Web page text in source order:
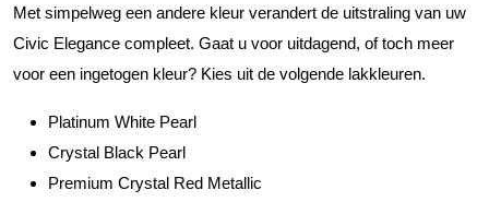
Met simpelweg een andere kleur verandert de uitstraling van uw
Civic Elegance compleet. Gaat u voor uitdagend, of toch meer
voor een ingetogen kleur? Kies uit de volgende lakkleuren.
Platinum White Pearl
Crystal Black Pearl
Premium Crystal Red Metallic